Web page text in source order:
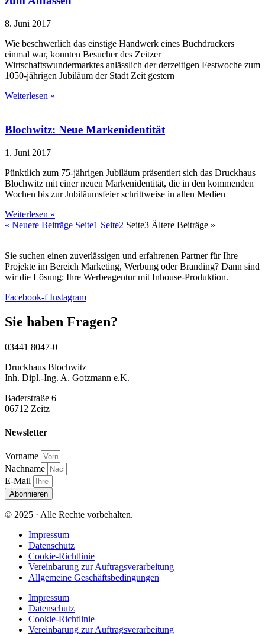
8. Juni 2017
Wie beschwerlich das einstige Handwerk eines Buchdruckers
einmal war, konnten Besucher des Zeitzer
Wirtschaftswundermarktes anlässlich der derzeitigen Festwoche zum
1050-jährigen Jubiläum der Stadt Zeit gestern
Weiterlesen »
Blochwitz: Neue Markenidentität
1. Juni 2017
Pünktlich zum 75-jährigen Jubiläum präsentiert sich das Druckhaus
Blochwitz mit einer neuen Markenidentität, die in den kommenden
Wochen bis zur Jubiläumsfeier schrittweise in allen Medien
Weiterlesen »
« Neuere Beiträge Seite1 Seite2 Seite3 Ältere Beiträge »
Sie suchen einen zuverlässigen und erfahrenen Partner für Ihre
Projekte im Bereich Marketing, Werbung oder Branding? Dann sind
wir die Lösung: Ihre Werbeagentur mit Inhouse-Produktion.
Facebook-f Instagram
Sie haben Fragen?
03441 8047-0
Druckhaus Blochwitz
Inh. Dipl.-Ing. A. Gotzmann e.K.
Baderstraße 6
06712 Zeitz
Newsletter
Vorname
Nachname
E-Mail
Abonnieren
© 2025 · Alle Rechte vorbehalten.
Impressum
Datenschutz
Cookie-Richtlinie
Vereinbarung zur Auftragsverarbeitung
Allgemeine Geschäftsbedingungen
Impressum
Datenschutz
Cookie-Richtlinie
Vereinbarung zur Auftragsverarbeitung